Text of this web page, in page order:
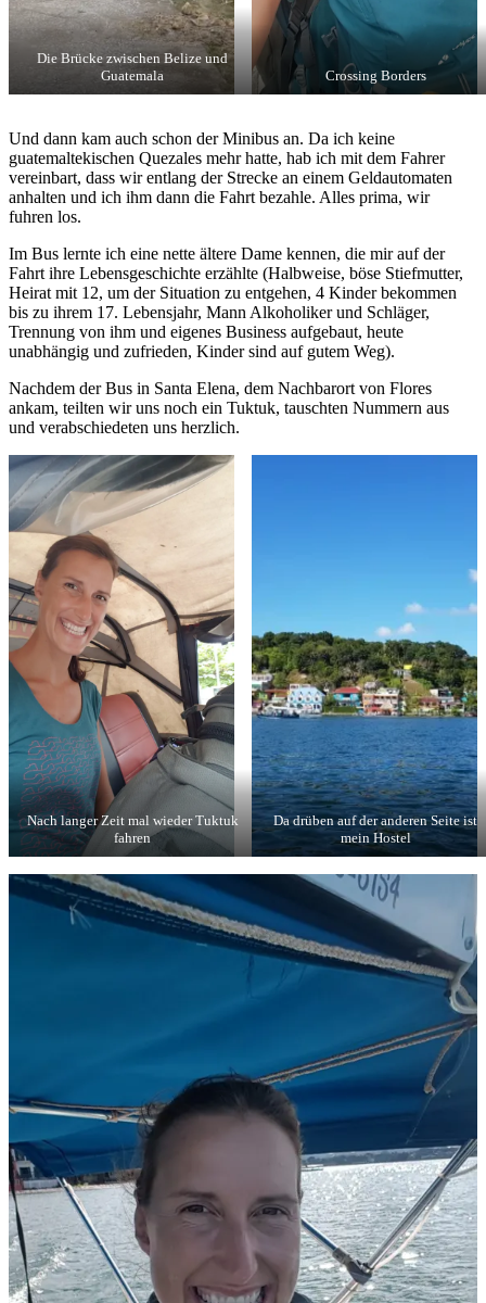
Die Brücke zwischen Belize und
Guatemala
Crossing Borders
Und dann kam auch schon der Minibus an. Da ich keine
guatemaltekischen Quezales mehr hatte, hab ich mit dem Fahrer
vereinbart, dass wir entlang der Strecke an einem Geldautomaten
anhalten und ich ihm dann die Fahrt bezahle. Alles prima, wir
fuhren los.
Im Bus lernte ich eine nette ältere Dame kennen, die mir auf der
Fahrt ihre Lebensgeschichte erzählte (Halbweise, böse Stiefmutter,
Heirat mit 12, um der Situation zu entgehen, 4 Kinder bekommen
bis zu ihrem 17. Lebensjahr, Mann Alkoholiker und Schläger,
Trennung von ihm und eigenes Business aufgebaut, heute
unabhängig und zufrieden, Kinder sind auf gutem Weg).
Nachdem der Bus in Santa Elena, dem Nachbarort von Flores
ankam, teilten wir uns noch ein Tuktuk, tauschten Nummern aus
und verabschiedeten uns herzlich.
Nach langer Zeit mal wieder Tuktuk
fahren
Da drüben auf der anderen Seite ist
mein Hostel